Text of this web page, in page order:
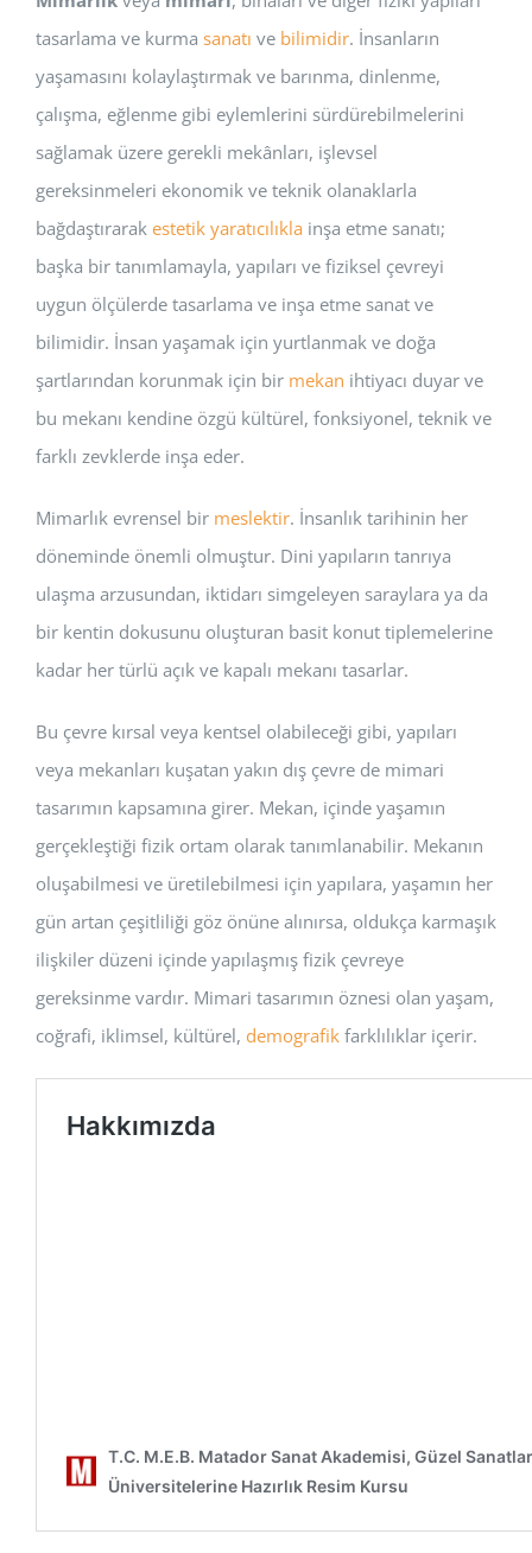
tasarlama ve kurma sanatı ve bilimidir. İnsanların
yaşamasını kolaylaştırmak ve barınma, dinlenme,
çalışma, eğlenme gibi eylemlerini sürdürebilmelerini
sağlamak üzere gerekli mekânları, işlevsel
gereksinmeleri ekonomik ve teknik olanaklarla
bağdaştırarak estetik yaratıcılıkla inşa etme sanatı;
başka bir tanımlamayla, yapıları ve fiziksel çevreyi
uygun ölçülerde tasarlama ve inşa etme sanat ve
bilimidir. İnsan yaşamak için yurtlanmak ve doğa
şartlarından korunmak için bir mekan ihtiyacı duyar ve
bu mekanı kendine özgü kültürel, fonksiyonel, teknik ve
farklı zevklerde inşa eder.
Mimarlık evrensel bir meslektir. İnsanlık tarihinin her
döneminde önemli olmuştur. Dini yapıların tanrıya
ulaşma arzusundan, iktidarı simgeleyen saraylara ya da
bir kentin dokusunu oluşturan basit konut tiplemelerine
kadar her türlü açık ve kapalı mekanı tasarlar.
Bu çevre kırsal veya kentsel olabileceği gibi, yapıları
veya mekanları kuşatan yakın dış çevre de mimari
tasarımın kapsamına girer. Mekan, içinde yaşamın
gerçekleştiği fizik ortam olarak tanımlanabilir. Mekanın
oluşabilmesi ve üretilebilmesi için yapılara, yaşamın her
gün artan çeşitliliği göz önüne alınırsa, oldukça karmaşık
ilişkiler düzeni içinde yapılaşmış fizik çevreye
gereksinme vardır. Mimari tasarımın öznesi olan yaşam,
coğrafi, iklimsel, kültürel, demografik farklılıklar içerir.